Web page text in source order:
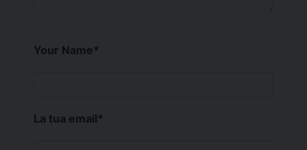
Your Name*
La tua email*